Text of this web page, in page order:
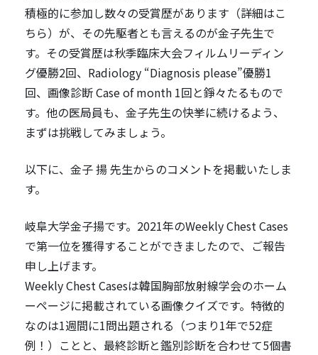
積極的に参加し数々の受賞歴があります（詳細はこ
ちら）が、その先駆者とも言えるのが金子先生で
す。その受賞歴は秋季臨床大会フィルムリーディン
グ優勝2回、Radiology “Diagnosis please”優勝1
回、画像診断 Case of month 1回と錚々たるもので
す。他の医局員も、金子先生の快挙に続けるよう、
まずは挑戦してみましょう。
以下に、金子 揚 先生からのコメントを掲載いたしま
す。
岐阜大学金子揚です。2021年のWeekly Chest Cases
で第一位を獲得することができましたので、ご報告
申し上げます。
Weekly Chest Casesは韓国胸部放射線学会のホーム
ーページに掲載されている画像クイズです。特徴的
なのは1週間に1問出題される（つまり1年で52症
例！）ことと、最終診断と鑑別診断を合わせて5個書